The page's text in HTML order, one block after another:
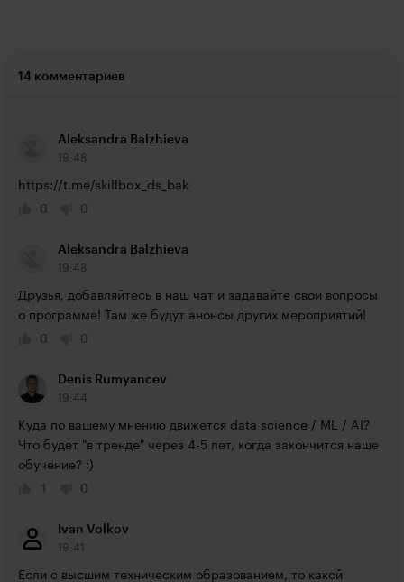
14 комментариев
Aleksandra Balzhieva
19:48
https://t.me/skillbox_ds_bak
0
0
Aleksandra Balzhieva
19:48
Друзья, добавляйтесь в наш чат и задавайте свои вопросы
о программе! Там же будут анонсы других мероприятий!
0
0
Denis Rumyancev
19:44
Куда по вашему мнению движется data science / ML / AI?
Что будет "в тренде" через 4-5 лет, когда закончится наше
обучение? :)
1
0
Ivan Volkov
19:41
Если с высшим техническим образованием, то какой